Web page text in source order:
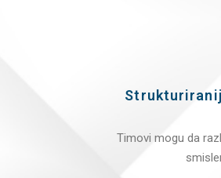
Timovi mogu da